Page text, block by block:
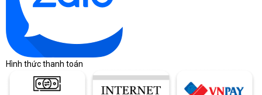
Hình thức thanh toán